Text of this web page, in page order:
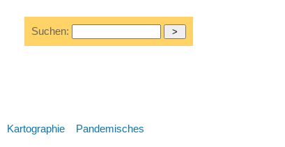
Suchen:
Kartographie
Pandemisches